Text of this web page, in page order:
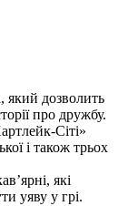
який дозволить
про дружбу.
Сіті»
і також трьох
які
уяву у грі.